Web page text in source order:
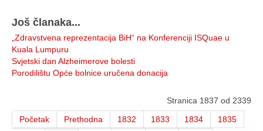
Još članaka...
„Zdravstvena reprezentacija BiH“ na Konferenciji ISQuae u
Kuala Lumpuru
Svjetski dan Alzheimerove bolesti
Porodilištu Opće bolnice uručena donacija
Stranica 1837 od 2339
Početak
Prethodna 1832 1833 1834
1835